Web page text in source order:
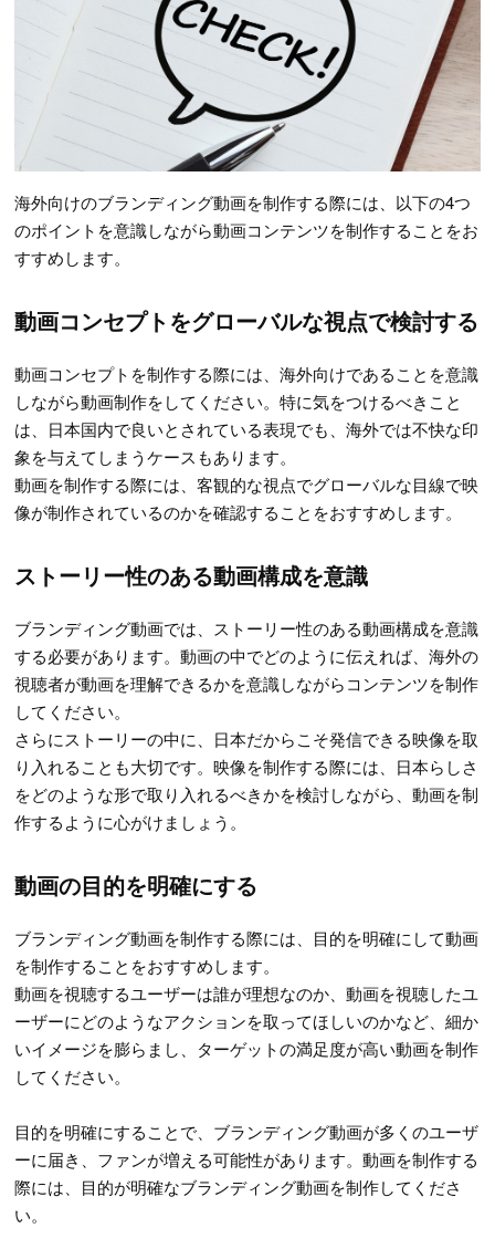
海外向けのブランディング動画を制作する際には、以下の4つ
のポイントを意識しながら動画コンテンツを制作することをお
すすめします。
動画コンセプトをグローバルな視点で検討する
動画コンセプトを制作する際には、海外向けであることを意識
しながら動画制作をしてください。特に気をつけるべきこと
は、日本国内で良いとされている表現でも、海外では不快な印
象を与えてしまうケースもあります。
動画を制作する際には、客観的な視点でグローバルな目線で映
像が制作されているのかを確認することをおすすめします。
ストーリー性のある動画構成を意識
ブランディング動画では、ストーリー性のある動画構成を意識
する必要があります。動画の中でどのように伝えれば、海外の
視聴者が動画を理解できるかを意識しながらコンテンツを制作
してください。
さらにストーリーの中に、日本だからこそ発信できる映像を取
り入れることも大切です。映像を制作する際には、日本らしさ
をどのような形で取り入れるべきかを検討しながら、動画を制
作するように心がけましょう。
動画の目的を明確にする
ブランディング動画を制作する際には、目的を明確にして動画
を制作することをおすすめします。
動画を視聴するユーザーは誰が理想なのか、動画を視聴したユ
ーザーにどのようなアクションを取ってほしいのかなど、細か
いイメージを膨らまし、ターゲットの満足度が高い動画を制作
してください。
目的を明確にすることで、ブランディング動画が多くのユーザ
ーに届き、ファンが増える可能性があります。動画を制作する
際には、目的が明確なブランディング動画を制作してくださ
い。